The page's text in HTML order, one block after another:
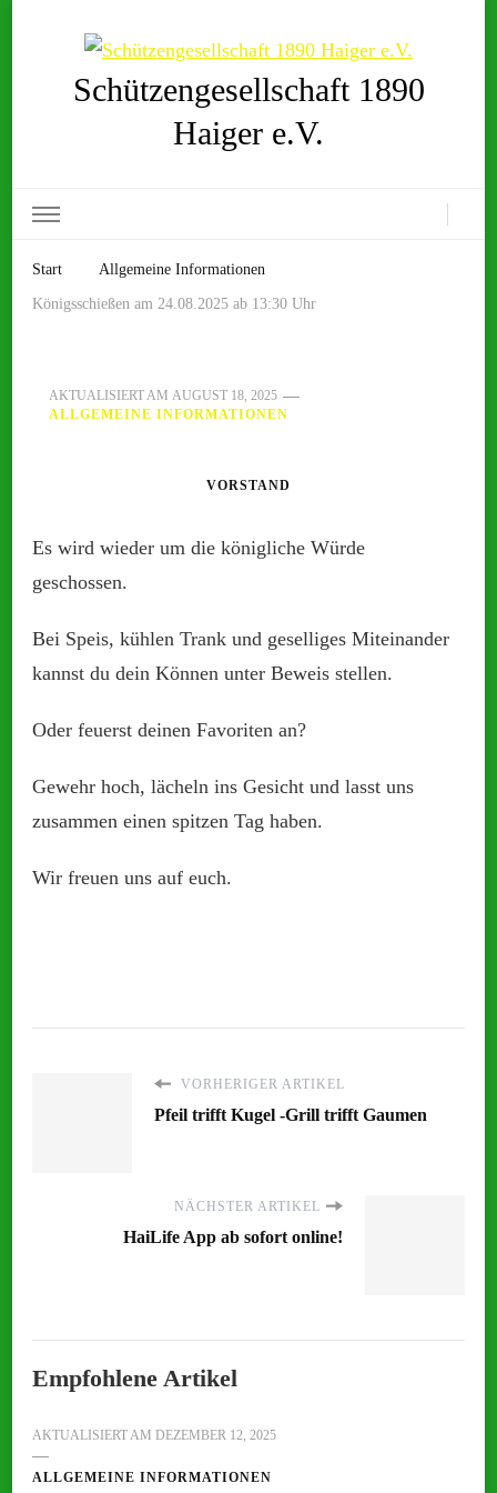
Schützengesellschaft 1890
Haiger e.V.
Start Allgemeine Informationen
Königsschießen am 24.08.2025 ab 13:30 Uhr
AKTUALISIERT AM AUGUST 18, 2025
ALLGEMEINE INFORMATIONEN
VORSTAND
Es wird wieder um die königliche Würde
geschossen.
Bei Speis, kühlen Trank und geselliges Miteinander
kannst du dein Können unter Beweis stellen.
Oder feuerst deinen Favoriten an?
Gewehr hoch, lächeln ins Gesicht und lasst uns
zusammen einen spitzen Tag haben.
Wir freuen uns auf euch.
VORHERIGER ARTIKEL
Pfeil trifft Kugel -Grill trifft Gaumen
NÄCHSTER ARTIKEL
HaiLife App ab sofort online!
Empfohlene Artikel
AKTUALISIERT AM DEZEMBER 12, 2025
ALLGEMEINE INFORMATIONEN